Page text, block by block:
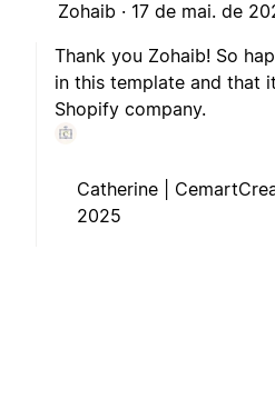
Zohaib · 17 de mai. de
Thank you Zohaib! So
in this template and that
Shopify company.
Catherine |
2025